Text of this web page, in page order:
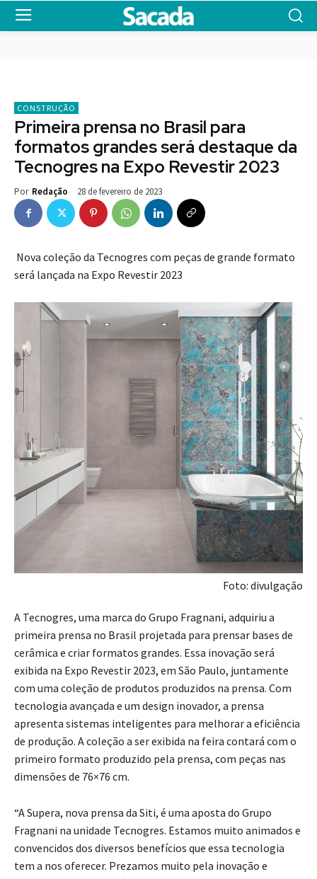
CONSTRUÇÃO
Primeira prensa no Brasil para
formatos grandes será destaque da
Tecnogres na Expo Revestir 2023
Por Redação 28 de fevereiro de 2023
Nova coleção da Tecnogres com peças de grande formato
será lançada na Expo Revestir 2023
Foto: divulgação
A Tecnogres, uma marca do Grupo Fragnani, adquiriu a
primeira prensa no Brasil projetada para prensar bases de
cerâmica e criar formatos grandes. Essa inovação será
exibida na Expo Revestir 2023, em São Paulo, juntamente
com uma coleção de produtos produzidos na prensa. Com
tecnologia avançada e um design inovador, a prensa
apresenta sistemas inteligentes para melhorar a eficiência
de produção. A coleção a ser exibida na feira contará com o
primeiro formato produzido pela prensa, com peças nas
dimensões de 76×76 cm.
“A Supera, nova prensa da Siti, é uma aposta do Grupo
Fragnani na unidade Tecnogres. Estamos muito animados e
convencidos dos diversos benefícios que essa tecnologia
tem a nos oferecer. Prezamos muito pela inovação e